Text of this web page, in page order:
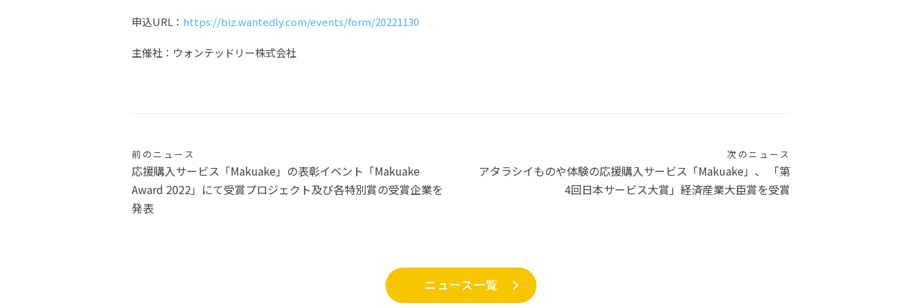
申込URL： https://biz.wantedly.com/events/form/20221130
主催社：ウォンテッドリー株式会社
投
稿
前のニュース
応援購入サービス「Makuake」の表彰イベント「Makuake
Award 2022」にて受賞プロジェクト及び各特別賞の受賞企業を
発表
次のニュース
アタラシイものや体験の応援購入サービス「Makuake」、 「第
4回日本サービス大賞」経済産業大臣賞を受賞
ニュース一覧